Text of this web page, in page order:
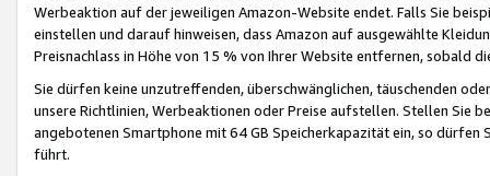
Werbeaktion auf der jeweiligen Amazon-Website endet. Falls Sie
einstellen und darauf hinweisen, dass Amazon auf ausgewählte
Preisnachlass in Höhe von 15 % von Ihrer Website entfernen, sobald
Sie dürfen keine unzutreffenden, überschwänglichen, täuschenden
unsere Richtlinien, Werbeaktionen oder Preise aufstellen. Stellen Sie
angebotenen Smartphone mit 64 GB Speicherkapazität ein, so dürfen
führt.